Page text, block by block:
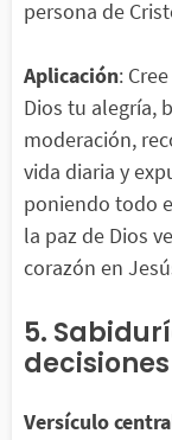
persona de
Aplicación:
Dios tu alegría,
moderación,
vida diaria y
poniendo todo
la paz de Dios
corazón en
5.
decisiones
Versículo